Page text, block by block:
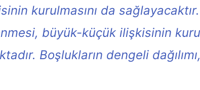
kurulmasını da sağlayacaktır.
büyük-küçük ilişkisinin
Boşlukların dengeli